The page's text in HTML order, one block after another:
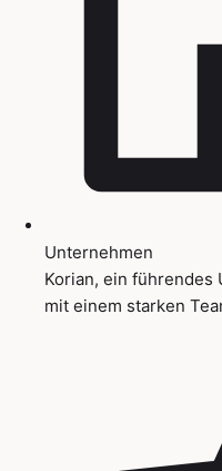
Unternehmen
Korian, ein führendes
mit einem starken